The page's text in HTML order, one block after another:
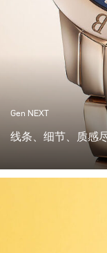
Gen NEXT
线条、细节、质感
我发现手表是最复
数小时的准备。 让